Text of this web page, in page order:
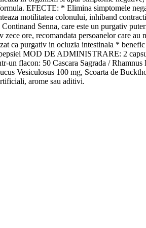
EFECTE: * Elimina simptomele
motilitatea colonului, inhiband
Senna, care este un purgativ
ore, recomandata persoanelor care au
ca purgativ in ocluzia intestinala *
MOD DE ADMINISTRARE: 2
flacon: 50 Cascara Sagrada /
Vesiculosus 100 mg, Scoarta de
arome sau aditivi.